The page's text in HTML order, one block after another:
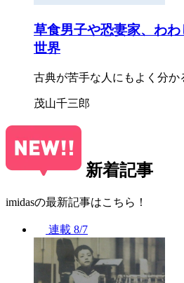
草食男子や恐妻家、わ
世界
古典が苦手な人にもよく分か
茂山千三郎
新着記事
imidasの最新記事はこちら！
連載 8/7